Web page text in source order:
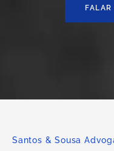
Santos & Sousa